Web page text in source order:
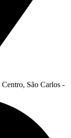
São Carlos -